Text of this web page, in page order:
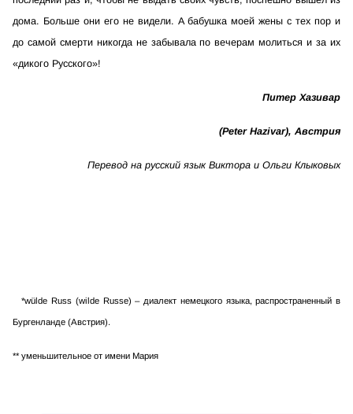
дома. Больше они его не видели. А бабушка моей жены с тех пор и
до самой смерти никогда не забывала по вечерам молиться и за их
«дикого Русского»!
Питер Хазивар
(Peter Hazivar), Австрия
Перевод на русский язык Виктора и Ольги Клыковых
*wülde Russ (wilde Russe) – диалект немецкого языка, распространенный в
Бургенланде (Австрия).
** уменьшительное от имени Мария